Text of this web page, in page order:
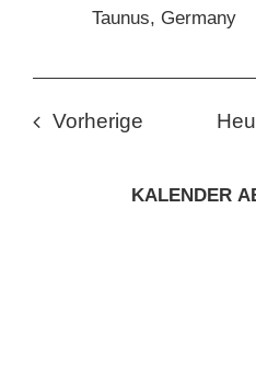
Taunus, Germany
Vorherige
KALENDER